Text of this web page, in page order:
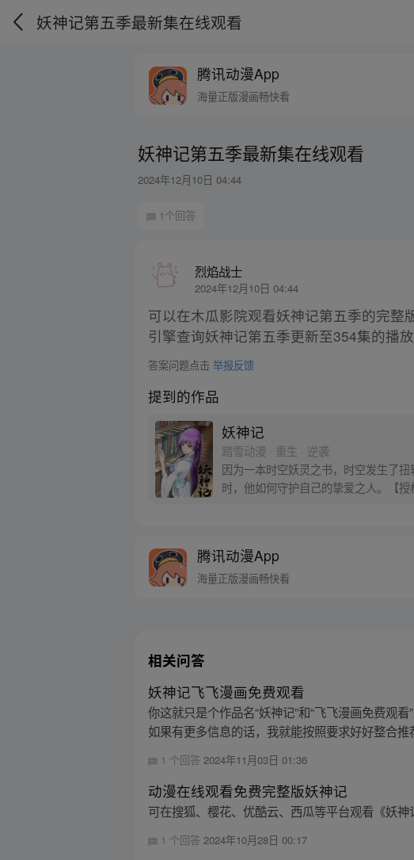
妖神记第五季最新集在线观看
腾讯动漫App
海量正版漫画畅快看
妖神记第五季最新集在线观看
2024年12月10日 04:44
1个回答
烈焰战士
2024年12月10日 04:44
可以在木瓜影院观看妖神记第五季的完
引擎查询妖神记第五季更新至354集的播
答案问题点击举报反馈
提到的作品
妖神记
踏雪动漫 · 重生 · 逆袭
因为一本时空妖灵之书，时空发生了
时，他如何守护自己的挚爱之人。【授
腾讯动漫App
海量正版漫画畅快看
相关问答
妖神记飞飞漫画免费观看
你这就只是个作品名“妖神记”和“飞飞漫画免费观
如果有更多信息的话，我就能按照要求好好整合推
1 个回答2024年11月03日 01:36
动漫在线观看免费完整版妖神记
可在搜狐、樱花、优酷云、西瓜等平台观看《妖神
1 个回答2024年10月28日 00:17